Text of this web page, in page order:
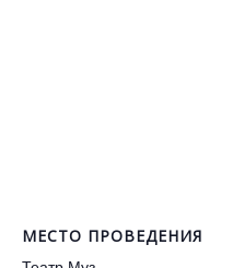
МЕСТО ПРОВЕДЕНИЯ